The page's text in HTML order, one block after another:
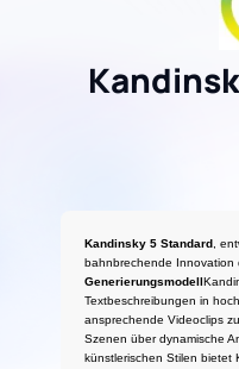
Kandinsky 5 Standard ,
bahnbrechende
Generierungsmodell
Textbeschreibungen in
ansprechende Videoclips
Szenen über dynamische
künstlerischen Stilen bietet